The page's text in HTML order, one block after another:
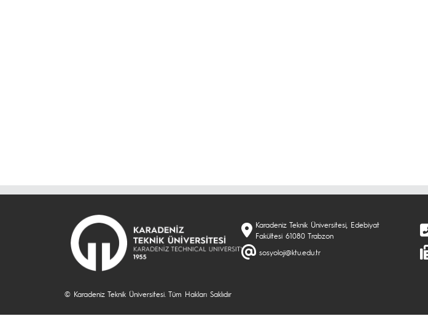
Karadeniz Teknik Üniversitesi, Edebiyat
Fakültesi 61080 Trabzon
sosyoloji@ktu.edu.tr
© Karadeniz Teknik Üniversitesi. Tüm Hakları Saklıdır